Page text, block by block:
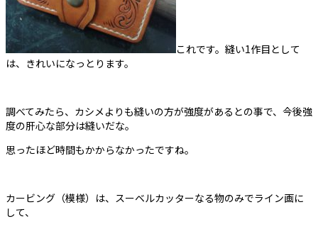
これです。縫い1作目として
は、きれいになっとります。
調べてみたら、カシメよりも縫いの方が強度があるとの事で、今後強
度の肝心な部分は縫いだな。
思ったほど時間もかからなかったですね。
カービング（模様）は、スーベルカッターなる物のみでライン画に
して、